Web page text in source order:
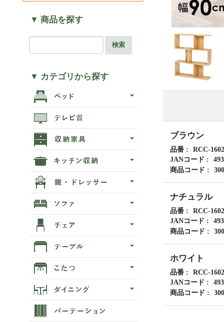
ブラウン
品番
RCC-
JANコード
商品コード
ナチュラル
品番
RCC-
JANコード
商品コード
ホワイト
品番
RCC-
JANコード
商品コード
▼ 商品を探す
検索
▼ カテゴリから探す